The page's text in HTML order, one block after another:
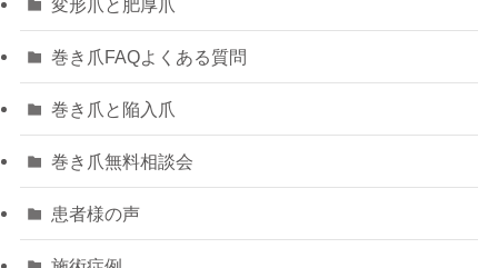
巻き爪FAQよくある質問
巻き爪と陥入爪
巻き爪無料相談会
患者様の声